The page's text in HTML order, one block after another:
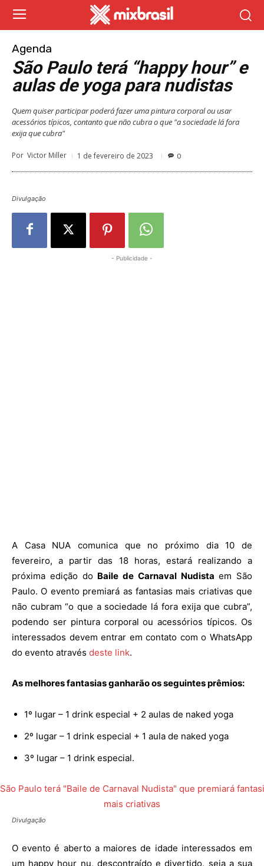
Agenda
São Paulo terá “happy hour” e
aulas de yoga para nudistas
Quem quiser participar poderá fazer uma pintura corporal ou usar
acessórios típicos, contanto que não cubra o que "a sociedade lá fora
exija que cubra"
Por Victor Miller 1 de fevereiro de 2023 0
Divulgação
- Publicidade -
A Casa NUA comunica que no próximo dia 10 de
fevereiro, a partir das 18 horas, estará realizando a
próxima edição do Baile de Carnaval Nudista em São
Paulo. O evento premiará as fantasias mais criativas que
não cubram “o que a sociedade lá fora exija que cubra”,
podendo ser pintura corporal ou acessórios típicos. Os
interessados devem entrar em contato com o WhatsApp
do evento através deste link.
As melhores fantasias ganharão os seguintes prêmios:
1º lugar – 1 drink especial + 2 aulas de naked yoga
2º lugar – 1 drink especial + 1 aula de naked yoga
3º lugar – 1 drink especial.
Divulgação
O evento é aberto a maiores de idade interessados em
um happy hour nu, descontraído e divertido, seja a sua